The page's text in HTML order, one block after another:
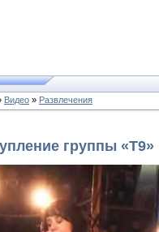
Видео » Развлечения
группы «Т9»